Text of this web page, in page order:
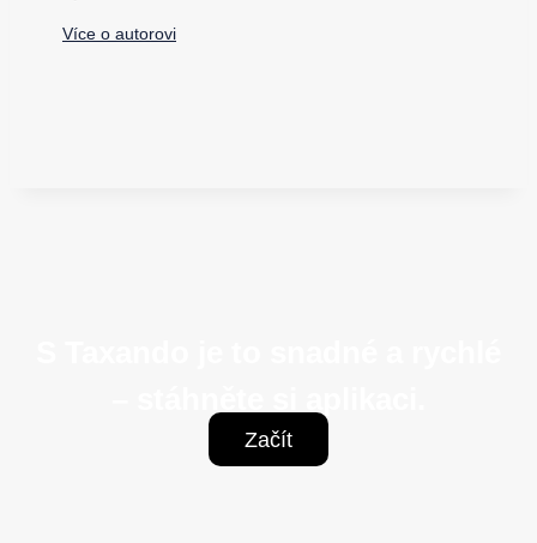
Více o autorovi
Začít